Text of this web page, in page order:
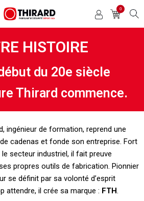
0
HISTOIRE
du 20e siècle
Thirard commence.
ingénieur de formation, reprend une
cadenas et fonde son entreprise. Fort
secteur industriel, il fait preuve
propres outils de fabrication. Pionnier
se définit par sa volonté d’esprit
attendre, il crée sa marque : FTH.